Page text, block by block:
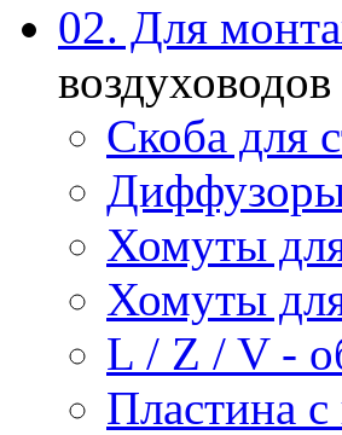
02. Для
Скоба для
Хомуты
Хомуты
L / Z / V -
Пластина с